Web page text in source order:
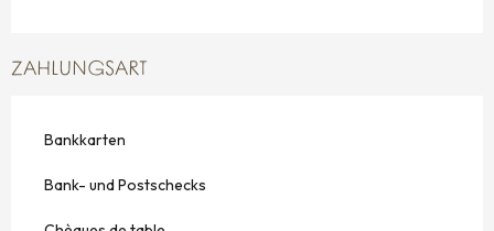
ZAHLUNGSART
Bankkarten
Bank- und Postschecks